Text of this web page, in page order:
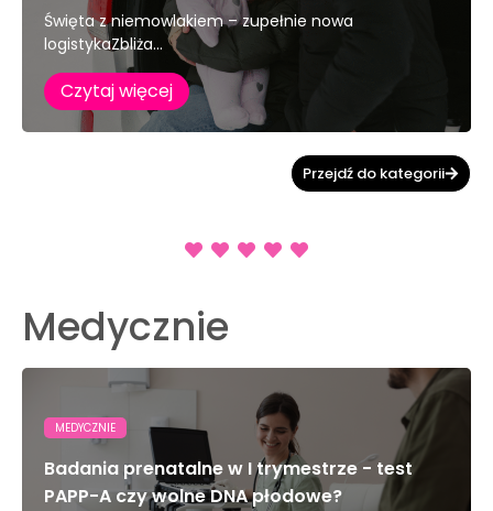
Święta z niemowlakiem – zupełnie nowa
logistykaZbliża...
Czytaj więcej
Przejdź do kategorii
Medycznie
MEDYCZNIE
Badania prenatalne w I trymestrze - test
PAPP-A czy wolne DNA płodowe?